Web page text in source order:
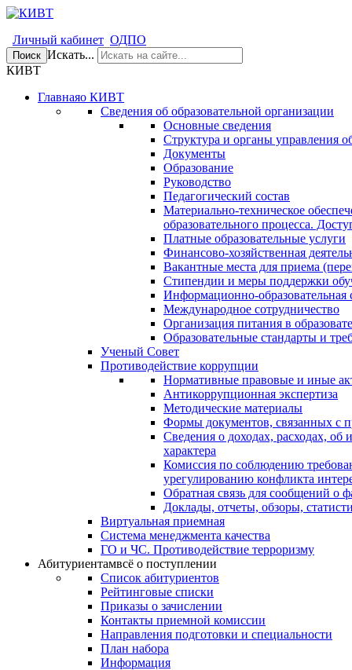
Личный кабинет ОДПО
Поиск Искать...
КИВТ
Главнаяо КИВТ
Сведения об образовательной организации
Основные сведения
Структура и органы управления
Документы
Образование
Руководство
Педагогический состав
Материально-техническое
образовательного процесса.
Платные образовательные услуги
Финансово-хозяйственная
Вакантные места для приема
Стипендии и меры поддержки
Информационно-образовательная
Международное сотрудничество
Организация питания в
Образовательные стандарты и
Ученый Совет
Противодействие коррупции
Нормативные правовые и иные
Антикоррупционная экспертиза
Методические материалы
Формы документов, связанных с
Сведения о доходах, расходах, об
характера
Комиссия по соблюдению
урегулированию конфликта
Обратная связь для сообщений о
Доклады, отчеты, обзоры,
Виртуальная приемная
Система менеджмента качества
ГО и ЧС. Противодействие терроризму
Абитуриентамвсё о поступлении
Список абитуриентов
Рейтинговые списки
Приказы о зачислении
Контакты приемной комиссии
Направления подготовки и специальности
План набора
Информация